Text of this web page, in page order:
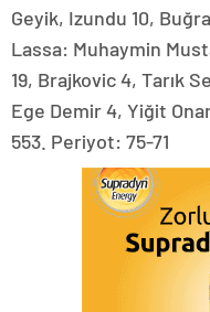
Geyik, Izundu 10,
Lassa: Muhaymin
19, Brajkovic 4, Tarık
Ege Demir 4, Yiğit
553. Periyot: 75-71